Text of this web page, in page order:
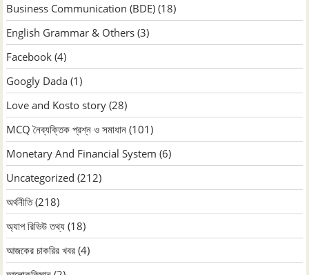
Business Communication (BDE) (18)
English Grammar & Others (3)
Facebook (4)
Googly Dada (1)
Love and Kosto story (28)
MCQ নৈব্যক্তিক প্রশ্ন ও সমাধান (101)
Monetary And Financial System (6)
Uncategorized (212)
অর্থনীতি(218)
অ্যাপ রিভিউ তথ্য (18)
আজকের চাকরির খবর (4)